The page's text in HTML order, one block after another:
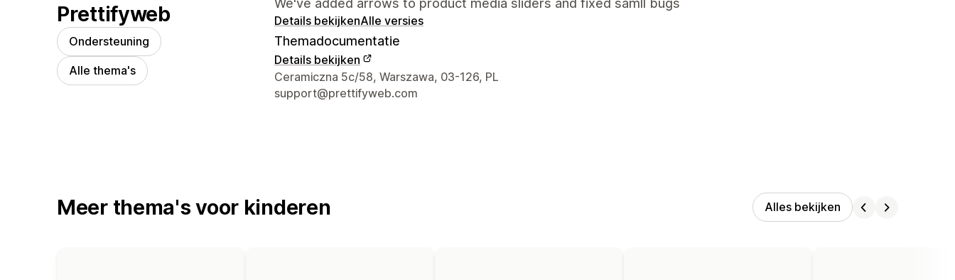
Prettifyweb
Ondersteuning
Alle thema's
We've added arrows to product media sliders and fixed samll bugs
Details bekijkenAlle versies
Themadocumentatie
Details bekijken
Contactgegevens ontwerper
Ceramiczna 5c/58, Warszawa, 03-126, PL
support@prettifyweb.com
Meer thema's voor kinderen Alles bekijken